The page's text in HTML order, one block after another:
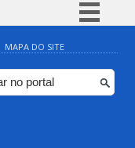
Simplifique!
Comunica BR
Participe
MAPA DO SITE